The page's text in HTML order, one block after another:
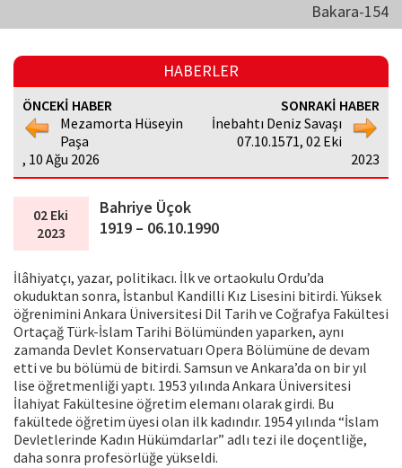
Bakara-154
HABERLER
ÖNCEKİ HABER
Mezamorta Hüseyin
Paşa
, 10 Ağu 2026
SONRAKİ HABER
İnebahtı Deniz Savaşı
07.10.1571, 02 Eki
2023
02 Eki
2023
Bahriye Üçok
1919 – 06.10.1990
İlâhiyatçı, yazar, politikacı. İlk ve ortaokulu Ordu’da
okuduktan sonra, İstanbul Kandilli Kız Lisesini bitirdi. Yüksek
öğrenimini Ankara Üniversitesi Dil Tarih ve Coğrafya Fakültesi
Ortaçağ Türk-İslam Tarihi Bölümünden yaparken, aynı
zamanda Devlet Konservatuarı Opera Bölümüne de devam
etti ve bu bölümü de bitirdi. Samsun ve Ankara’da on bir yıl
lise öğretmenliği yaptı. 1953 yılında Ankara Üniversitesi
İlahiyat Fakültesine öğretim elemanı olarak girdi. Bu
fakültede öğretim üyesi olan ilk kadındır. 1954 yılında “İslam
Devletlerinde Kadın Hükümdarlar” adlı tezi ile doçentliğe,
daha sonra profesörlüğe yükseldi.